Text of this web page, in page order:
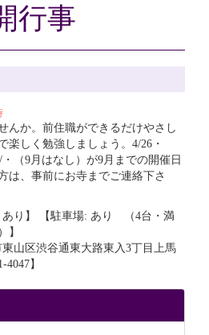
行事
んか。前住職ができるだけやさし
楽しく勉強しましょう。4/26・
・（9月はなし）が9月までの開催日
は、事前にお寺までご連絡下さ
あり】 【駐車場: あり （4台・満
】
東山区渋谷通東大路東入3丁目上馬
】